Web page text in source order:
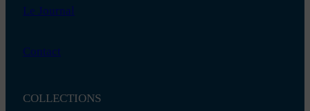
Le Journal
Contact
COLLECTIONS